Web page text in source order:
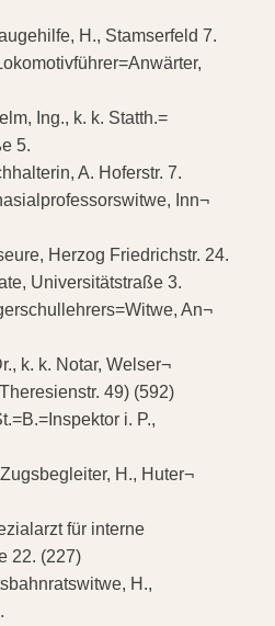
H., Stamserfeld 7.
Ing., k. k. Statth.=
5.
A. Hoferstr. 7.
Inn¬
Herzog Friedrichstr. 24.
Universitätstraße 3.
An¬
k. k. Notar, Welser¬
49) (592)
i. P.,
H., Huter¬
für interne
22. (227)
H.,